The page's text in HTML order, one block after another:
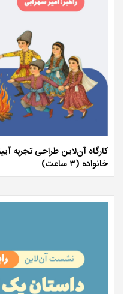
کارگاه آن‌لاین طراحی تجربه
خانواده (۳ ساعت)